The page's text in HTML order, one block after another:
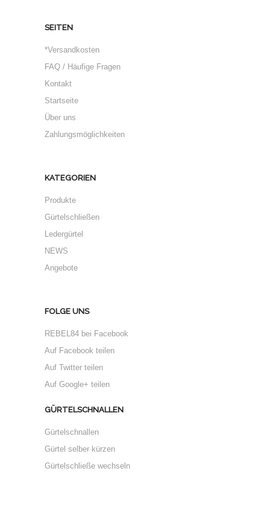
SEITEN
*Versandkosten
FAQ / Häufige Fragen
Kontakt
Startseite
Über uns
Zahlungsmöglichkeiten
KATEGORIEN
Produkte
Gürtelschließen
Ledergürtel
NEWS
Angebote
FOLGE UNS
REBEL84 bei Facebook
Auf Facebook teilen
Auf Twitter teilen
Auf Google+ teilen
GÜRTELSCHNALLEN
Gürtelschnallen
Gürtel selber kürzen
Gürtelschließe wechseln